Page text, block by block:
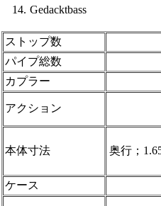
14. Gedacktbass
ストップ数
パイプ総数
カプラー
アクション
本体寸法 奥行；
ケース